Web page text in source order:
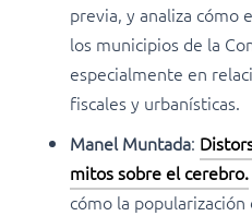
previa, y analiza cómo
los municipios de la
especialmente en
fiscales y urbanísticas.
Manel Muntada:
mitos sobre el cerebro.
cómo la